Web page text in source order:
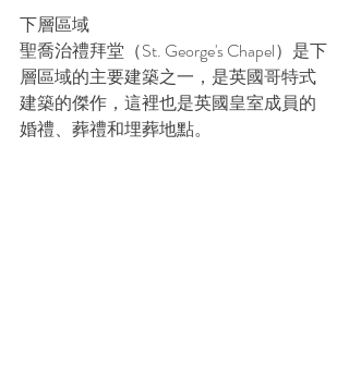
下層區域
聖喬治禮拜堂（St. George's Chapel）是下
層區域的主要建築之一，是英國哥特式
建築的傑作，這裡也是英國皇室成員的
婚禮、葬禮和埋葬地點。